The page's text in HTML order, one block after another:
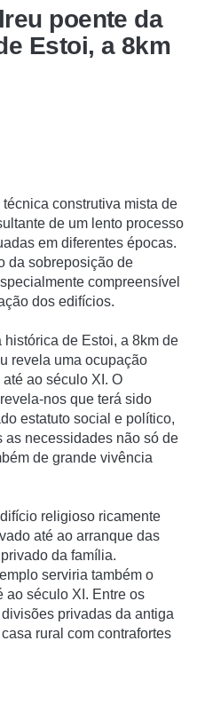
poente da
Estoi, a 8km
construtiva mista de
de um lento processo
em diferentes épocas.
da sobreposição de
compreensí­vel
dos edifí­cios.
de Estoi, a 8km de
revela uma ocupação
ao século XI. O
nos que terá sido
estatuto social e político,
as necessidades não só de
de grande vivência
religioso ricamente
até ao arranque das
da família.
serviria também o
ao século XI. Entre os
privadas da antiga
rural com contrafortes